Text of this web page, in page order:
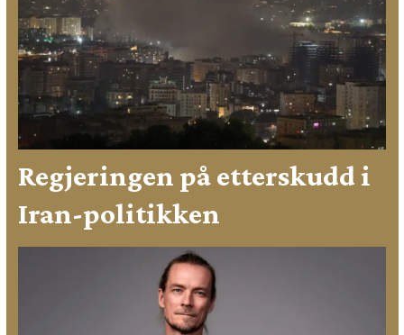
Regjeringen på etterskudd i
Iran-politikken